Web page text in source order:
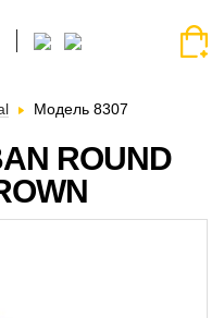
Модель 8307
ROUND